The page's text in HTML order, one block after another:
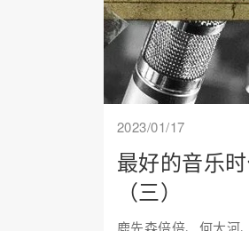
2023/01/17
最好的音乐
（三）
鹿先森倍倍、何大河